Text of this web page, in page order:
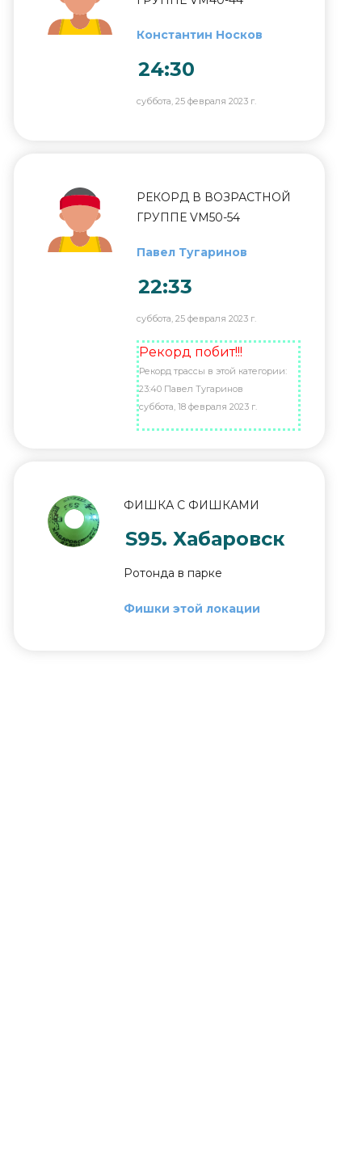
Константин Носков
24:30
суббота, 25 февраля 2023 г.
РЕКОРД В ВОЗРАСТНОЙ
ГРУППЕ VM50-54
Павел Тугаринов
22:33
суббота, 25 февраля 2023 г.
Рекорд побит!!!
Рекорд трассы в этой категории:
23:40 Павел Тугаринов
суббота, 18 февраля 2023 г.
ФИШКА С ФИШКАМИ
S95. Хабаровск
Ротонда в парке
Фишки этой локации